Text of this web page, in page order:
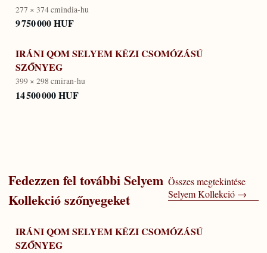
277 × 374 cmindia-hu
9 750 000 HUF
IRÁNI QOM SELYEM KÉZI CSOMÓZÁSÚ
SZŐNYEG
399 × 298 cmiran-hu
14 500 000 HUF
Fedezzen fel továbbiSelyem
Kollekciószőnyegeket
Összes megtekintése
Selyem Kollekció →
IRÁNI QOM SELYEM KÉZI CSOMÓZÁSÚ
SZŐNYEG